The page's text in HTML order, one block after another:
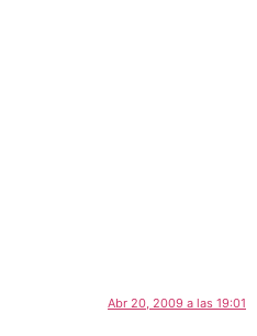
Abr 20, 2009 a las 19:01